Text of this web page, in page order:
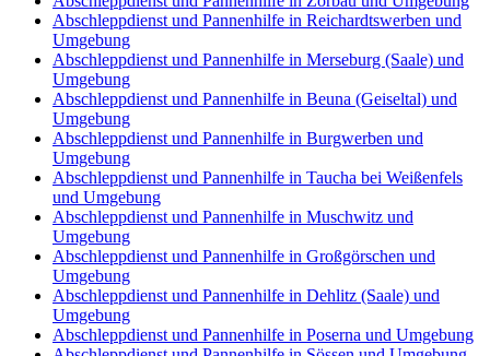
Abschleppdienst und Pannenhilfe in Reichardtswerben und
Umgebung
Abschleppdienst und Pannenhilfe in Merseburg (Saale) und
Umgebung
Abschleppdienst und Pannenhilfe in Beuna (Geiseltal) und
Umgebung
Abschleppdienst und Pannenhilfe in Burgwerben und
Umgebung
Abschleppdienst und Pannenhilfe in Taucha bei Weißenfels
und Umgebung
Abschleppdienst und Pannenhilfe in Muschwitz und
Umgebung
Abschleppdienst und Pannenhilfe in Großgörschen und
Umgebung
Abschleppdienst und Pannenhilfe in Dehlitz (Saale) und
Umgebung
Abschleppdienst und Pannenhilfe in Poserna und Umgebung